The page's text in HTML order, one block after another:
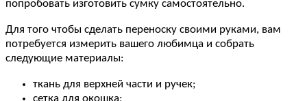
попробовать изготовить сумку самостоятельно.
Для того чтобы сделать переноску своими руками, вам
потребуется измерить вашего любимца и собрать
следующие материалы:
ткань для верхней части и ручек;